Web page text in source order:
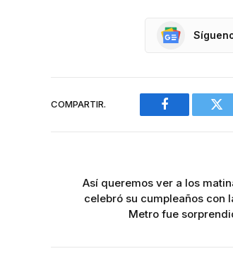
COMPARTIR.
Facebook
Así queremos ver a los
celebró su cumpleaños con
Metro fue